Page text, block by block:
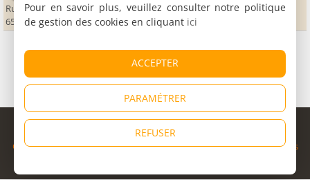
Rue Michelet
65700 Maubourguet
© Copyright 1998 - 2026
Cybevasion|Mentions légales|Confidentialité|CGU|Informations
Pour en savoir plus, veuillez consulter notre politique
de gestion des cookies en cliquant ici
ACCEPTER
PARAMÉTRER
REFUSER